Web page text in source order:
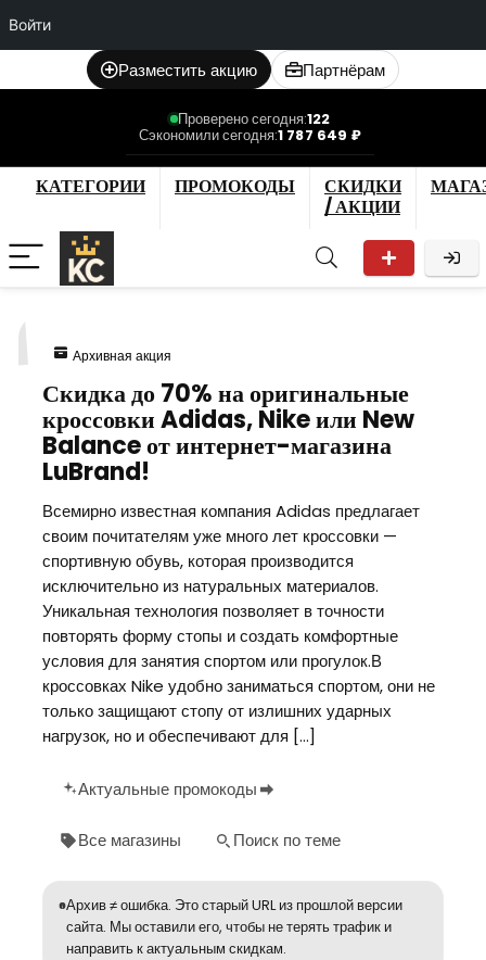
Войти
Разместить акцию Партнёрам
Проверено сегодня:122
Сэкономили сегодня:1 787 649 ₽
КАТЕГОРИИ ПРОМОКОДЫ
СКИДКИ
/ АКЦИИ
Архивная акция
Скидка до 70% на оригинальные
кроссовки Adidas, Nike или New
Balance от интернет-магазина
LuBrand!
Всемирно известная компания Adidas предлагает
своим почитателям уже много лет кроссовки —
спортивную обувь, которая производится
исключительно из натуральных материалов.
Уникальная технология позволяет в точности
повторять форму стопы и создать комфортные
условия для занятия спортом или прогулок.В
кроссовках Nike удобно заниматься спортом, они не
только защищают стопу от излишних ударных
нагрузок, но и обеспечивают для […]
Актуальные промокоды
Все магазины Поиск по теме
Архив ≠ ошибка. Это старый URL из прошлой версии
сайта. Мы оставили его, чтобы не терять трафик и
направить к актуальным скидкам.